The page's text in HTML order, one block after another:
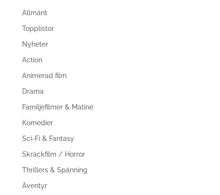
Allmänt
Topplistor
Nyheter
Action
Animerad film
Drama
Familjefilmer & Matiné
Komedier
Sci-Fi & Fantasy
Skräckfilm / Horror
Thrillers & Spänning
Äventyr